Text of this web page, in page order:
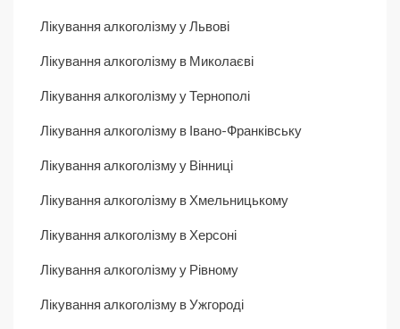
Лікування алкоголізму у Львові
Лікування алкоголізму в Миколаєві
Лікування алкоголізму у Тернополі
Лікування алкоголізму в Івано-Франківську
Лікування алкоголізму у Вінниці
Лікування алкоголізму в Хмельницькому
Лікування алкоголізму в Херсоні
Лікування алкоголізму у Рівному
Лікування алкоголізму в Ужгороді